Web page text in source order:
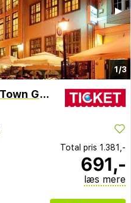
1/3
▶︎
Hotel Wolne Miasto Old Town Gdansk
Total pris 1.381,-
691,-
læs mere